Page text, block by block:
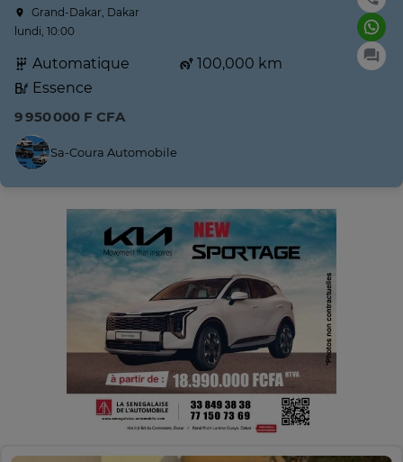
Grand-Dakar, Dakar
lundi, 10:00
Automatique
100,000 km
Essence
9 950 000 F CFA
Sa-Coura Automobile